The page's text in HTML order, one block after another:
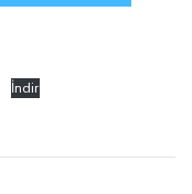
İndir